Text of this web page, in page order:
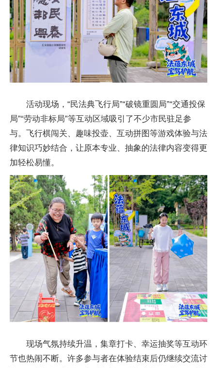
活动现场，“民法典飞行局”“破镜重圆局”“交通投保
局”“劳动非标局”等互动区域吸引了不少市民驻足参
与。飞行棋闯关、趣味投壶、互动拼图等游戏体验与法
律知识巧妙结合，让原本专业、抽象的法律内容变得更
加轻松易懂。
现场气氛持续升温，集章打卡、幸运抽奖等互动环
节也热闹不断。许多参与者在体验结束后仍继续交流讨